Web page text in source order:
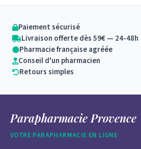
Paiement sécurisé
Livraison offerte dès 59€ — 24-48h
Pharmacie française agréée
Conseil d'un pharmacien
Retours simples
Parapharmacie Provence
VOTRE PARAPHARMACIE EN LIGNE